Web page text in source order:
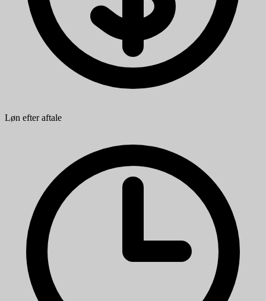
Løn efter aftale